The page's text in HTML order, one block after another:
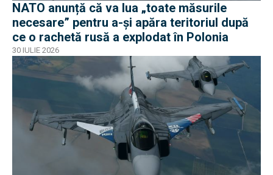
NATO anunță că va lua „toate măsurile
necesare” pentru a-și apăra teritoriul după
ce o rachetă rusă a explodat în Polonia
30 IULIE 2026